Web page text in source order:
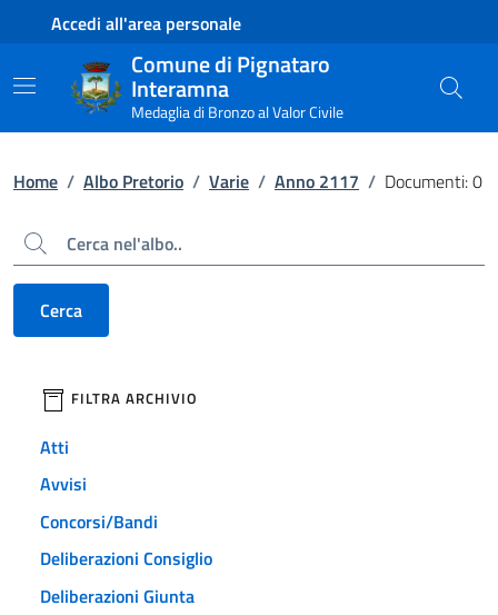
Contenuto principale
Piede di paginaAccedi all'area personale
Comune di Pignataro
Interamna
Medaglia di Bronzo al Valor Civile
Home / Albo Pretorio / Varie / Anno 2117 / Documenti: 0
Cerca
Cerca
filtri da applicare
FILTRA ARCHIVIO
Atti
Avvisi
Concorsi/Bandi
Deliberazioni Consiglio
Deliberazioni Giunta